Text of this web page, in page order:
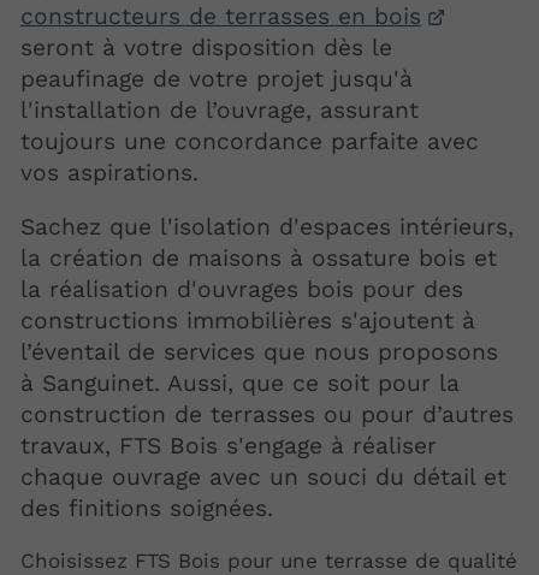
constructeurs de terrasses en bois
seront à votre disposition dès le
peaufinage de votre projet jusqu'à
l'installation de l’ouvrage, assurant
toujours une concordance parfaite avec
vos aspirations.
Sachez que l'isolation d'espaces intérieurs,
la création de maisons à ossature bois et
la réalisation d'ouvrages bois pour des
constructions immobilières s'ajoutent à
l’éventail de services que nous proposons
à Sanguinet. Aussi, que ce soit pour la
construction de terrasses ou pour d’autres
travaux, FTS Bois s'engage à réaliser
chaque ouvrage avec un souci du détail et
des finitions soignées.
Choisissez FTS Bois pour une terrasse de qualité